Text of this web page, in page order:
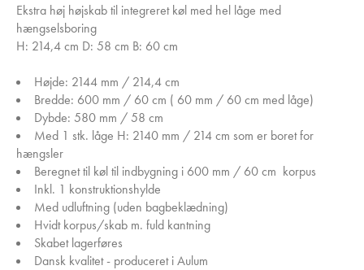
Ekstra høj højskab til integreret køl med hel låge med
hængselsboring
H: 214,4 cm D: 58 cm B: 60 cm
Højde: 2144 mm / 214,4 cm
Bredde: 600 mm / 60 cm ( 60 mm / 60 cm med låge)
Dybde: 580 mm / 58 cm
Med 1 stk. låge H: 2140 mm / 214 cm som er boret for
hængsler
Beregnet til køl til indbygning i 600 mm / 60 cm korpus
Inkl. 1 konstruktionshylde
Med udluftning (uden bagbeklædning)
Hvidt korpus/skab m. fuld kantning
Skabet lagerføres
Dansk kvalitet - produceret i Aulum